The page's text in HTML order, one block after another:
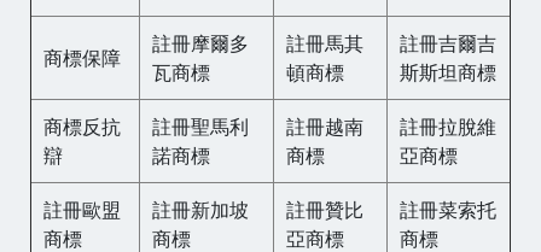
商標保障
註冊摩爾多
瓦商標
註冊馬其
頓商標
註冊吉爾吉
斯斯坦商標
商標反抗
辯
註冊聖馬利
諾商標
註冊越南
商標
註冊拉脫維
亞商標
註冊歐盟
商標
註冊新加坡
商標
註冊贊比
亞商標
註冊菜索托
商標